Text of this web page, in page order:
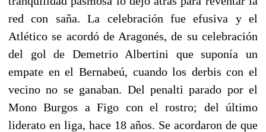
red con saña. La celebración fue efusiva y el
Atlético se acordó de Aragonés, de su celebración
del gol de Demetrio Albertini que suponía un
empate en el Bernabeú, cuando los derbis con el
vecino no se ganaban. Del penalti parado por el
Mono Burgos a Figo con el rostro; del último
liderato en liga, hace 18 años. Se acordaron de que